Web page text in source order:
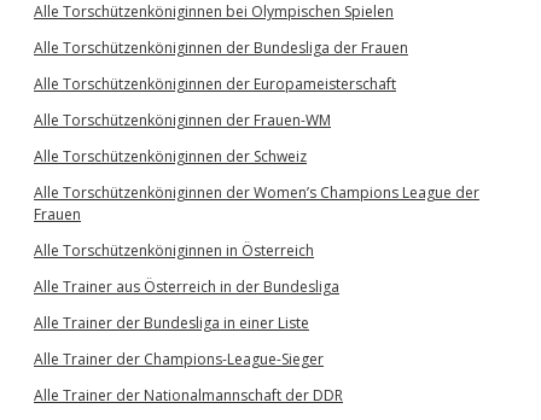
Alle Torschützenköniginnen bei Olympischen Spielen
Alle Torschützenköniginnen der Bundesliga der Frauen
Alle Torschützenköniginnen der Europameisterschaft
Alle Torschützenköniginnen der Frauen-WM
Alle Torschützenköniginnen der Schweiz
Alle Torschützenköniginnen der Women’s Champions League der
Frauen
Alle Torschützenköniginnen in Österreich
Alle Trainer aus Österreich in der Bundesliga
Alle Trainer der Bundesliga in einer Liste
Alle Trainer der Champions-League-Sieger
Alle Trainer der Nationalmannschaft der DDR